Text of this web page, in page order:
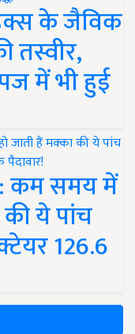
के जैविक
तस्वीर,
में भी हुई
कम समय में
ये पांच
126.6